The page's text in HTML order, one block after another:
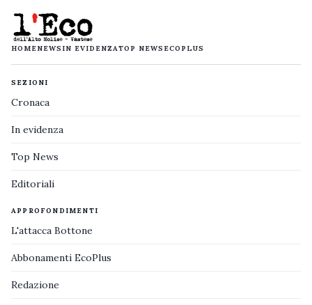
HOMENEWS IN EVIDENZATOP NEWS ECOPLUS
SEZIONI
Cronaca
In evidenza
Top News
Editoriali
APPROFONDIMENTI
L'attacca Bottone
Abbonamenti EcoPlus
Redazione